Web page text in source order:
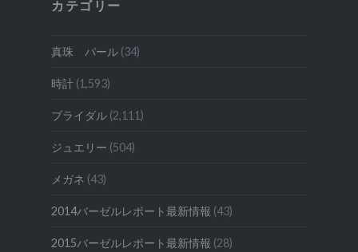
稿
カテゴリー
真珠 パール(34)
時計(1,593)
ブライダル(2,111)
ジュエリー (504)
メガネ (43)
2014バーゼルレポート最新情報 (43)
2015バーゼルレポート最新情報 (28)